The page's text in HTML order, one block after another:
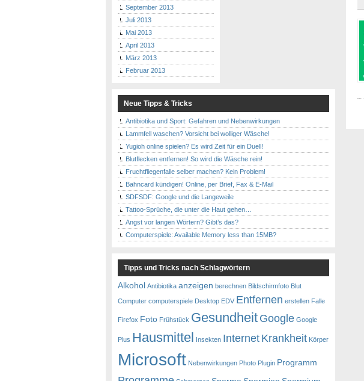
September 2013
Juli 2013
Mai 2013
April 2013
März 2013
Februar 2013
Neue Tipps & Tricks
Antibiotika und Sport: Gefahren und Nebenwirkungen
Lammfell waschen? Vorsicht bei wolliger Wäsche!
Yugioh online spielen? Es wird Zeit für ein Duell!
Blutflecken entfernen! So wird die Wäsche rein!
Fruchtfliegenfalle selber machen? Kein Problem!
Bahncard kündigen! Online, per Brief, Fax & E-Mail
SDFSDF: Google und die Langeweile
Tattoo-Sprüche, die unter die Haut gehen…
Angst vor langen Wörtern? Gibt’s das?
Computerspiele: Available Memory less than 15MB?
Tipps und Tricks nach Schlagwörtern
Alkohol Antibiotika anzeigen berechnen Bildschirmfoto Blut
Computer computerspiele Desktop EDV Entfernen erstellen Falle
Firefox Foto Frühstück Gesundheit Google Google
Plus Hausmittel Insekten Internet Krankheit Körper
Microsoft Nebenwirkungen Photo Plugin Programm